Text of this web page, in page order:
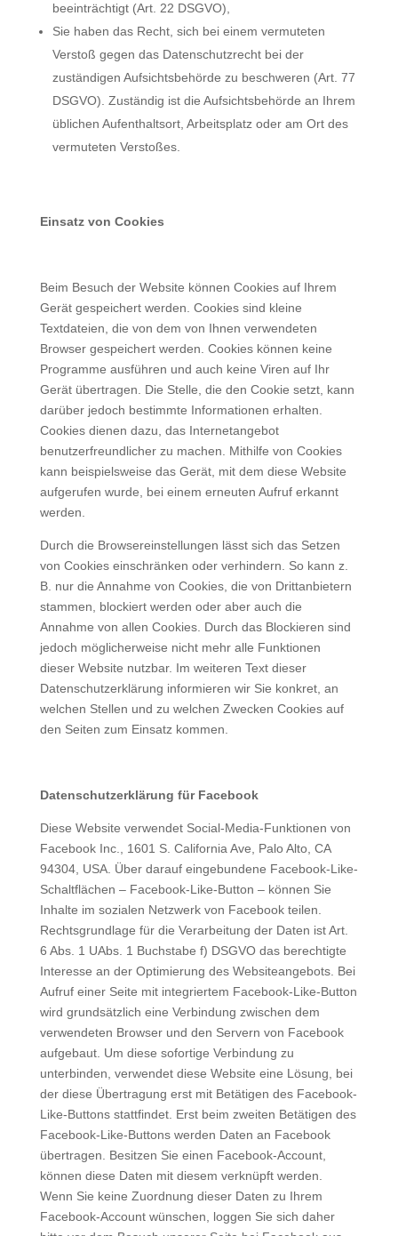
beeinträchtigt (Art. 22 DSGVO),
Sie haben das Recht, sich bei einem vermuteten
Verstoß gegen das Datenschutzrecht bei der
zuständigen Aufsichtsbehörde zu beschweren (Art. 77
DSGVO). Zuständig ist die Aufsichtsbehörde an Ihrem
üblichen Aufenthaltsort, Arbeitsplatz oder am Ort des
vermuteten Verstoßes.
Einsatz von Cookies
Beim Besuch der Website können Cookies auf Ihrem
Gerät gespeichert werden. Cookies sind kleine
Textdateien, die von dem von Ihnen verwendeten
Browser gespeichert werden. Cookies können keine
Programme ausführen und auch keine Viren auf Ihr
Gerät übertragen. Die Stelle, die den Cookie setzt, kann
darüber jedoch bestimmte Informationen erhalten.
Cookies dienen dazu, das Internetangebot
benutzerfreundlicher zu machen. Mithilfe von Cookies
kann beispielsweise das Gerät, mit dem diese Website
aufgerufen wurde, bei einem erneuten Aufruf erkannt
werden.
Durch die Browsereinstellungen lässt sich das Setzen
von Cookies einschränken oder verhindern. So kann z.
B. nur die Annahme von Cookies, die von Drittanbietern
stammen, blockiert werden oder aber auch die
Annahme von allen Cookies. Durch das Blockieren sind
jedoch möglicherweise nicht mehr alle Funktionen
dieser Website nutzbar. Im weiteren Text dieser
Datenschutzerklärung informieren wir Sie konkret, an
welchen Stellen und zu welchen Zwecken Cookies auf
den Seiten zum Einsatz kommen.
Datenschutzerklärung für Facebook
Diese Website verwendet Social-Media-Funktionen von
Facebook Inc., 1601 S. California Ave, Palo Alto, CA
94304, USA. Über darauf eingebundene Facebook-Like-
Schaltflächen – Facebook-Like-Button – können Sie
Inhalte im sozialen Netzwerk von Facebook teilen.
Rechtsgrundlage für die Verarbeitung der Daten ist Art.
6 Abs. 1 UAbs. 1 Buchstabe f) DSGVO das berechtigte
Interesse an der Optimierung des Websiteangebots. Bei
Aufruf einer Seite mit integriertem Facebook-Like-Button
wird grundsätzlich eine Verbindung zwischen dem
verwendeten Browser und den Servern von Facebook
aufgebaut. Um diese sofortige Verbindung zu
unterbinden, verwendet diese Website eine Lösung, bei
der diese Übertragung erst mit Betätigen des Facebook-
Like-Buttons stattfindet. Erst beim zweiten Betätigen des
Facebook-Like-Buttons werden Daten an Facebook
übertragen. Besitzen Sie einen Facebook-Account,
können diese Daten mit diesem verknüpft werden.
Wenn Sie keine Zuordnung dieser Daten zu Ihrem
Facebook-Account wünschen, loggen Sie sich daher